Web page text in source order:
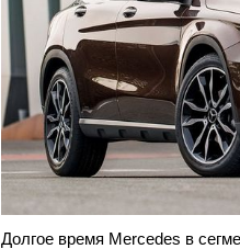
Долгое время Mercedes в